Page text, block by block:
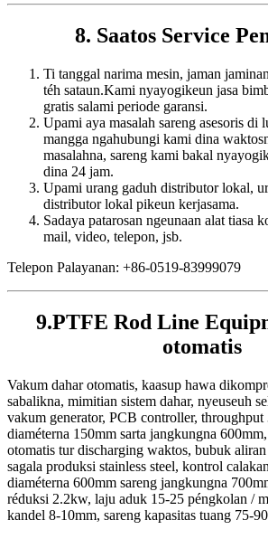
8. Saatos Service
Ti tanggal narima mesin, jaman
téh sataun.Kami nyayogikeun jasa
gratis salami periode garansi.
Upami aya masalah sareng asesoris di
mangga ngahubungi kami dina
masalahna, sareng kami bakal
dina 24 jam.
Upami urang gaduh distributor lokal,
distributor lokal pikeun kerjasama.
Sadaya patarosan ngeunaan alat tiasa
mail, video, telepon, jsb.
Telepon Palayanan: +86-0519-83999079
9.PTFE Rod Line
otomatis
Vakum dahar otomatis, kaasup hawa
sabalikna, mimitian sistem dahar, nyeuseuh
vakum generator, PCB controller,
diaméterna 150mm sarta jangkungna
otomatis tur discharging waktos, bubuk
sagala produksi stainless steel, kontrol
diaméterna 600mm sareng jangkungna
réduksi 2.2kw, laju aduk 15-25 péngkolan /
kandel 8-10mm, sareng kapasitas tuang 75-